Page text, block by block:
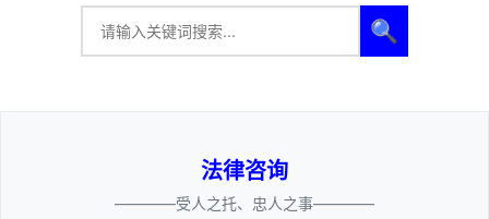
🔍
法律咨询
————受人之托、忠人之事————